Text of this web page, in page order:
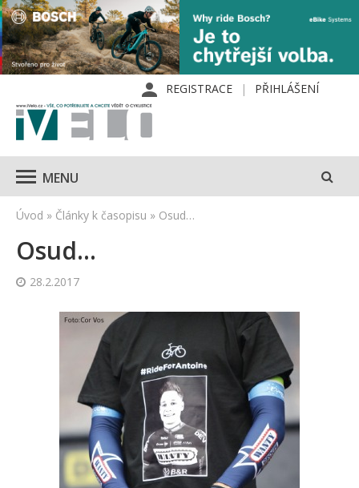
REGISTRACE PŘIHLÁŠENÍ
MENU
Úvod » Články k časopisu » Osud…
Osud…
28.2.2017